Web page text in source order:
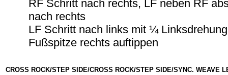
RF Schritt nach rechts, LF neben RF
nach rechts
LF Schritt nach links mit ¼
Fußspitze rechts auftippen
CROSS ROCK/STEP SIDE/CROSS ROCK/STEP SIDE/SYNC. WEAVE